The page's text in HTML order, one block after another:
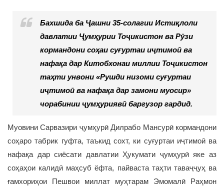
Бахшида ба Ҷашни 35-солагии Истиқлоли
давлатии Ҷумҳурии Тоҷикистон ва Рӯзи
кормандони соҳаи суғуртаи иҷтимоӣ ва
нафақа дар Китобхонаи миллии Тоҷикистон
таҳти унвони «Рушди низоми суғуртаи
иҷтимоӣ ва нафақа дар замони муосир»
чорабинии ҷумҳуриявӣ баргузор гардид.
Муовини Сарвазири ҷумҳурӣ Дилрабо Мансурӣ кормандони
соҳаро табрик гуфта, таъкид сохт, ки суғуртаи иҷтимоӣ ва
нафақа дар сиёсати давлатии Ҳукумати ҷумҳурӣ яке аз
соҳаҳои калидӣ маҳсуб ёфта, пайваста таҳти таваҷҷуҳ ва
ғамхориҳои Пешвои миллат муҳтарам Эмомалӣ Раҳмон